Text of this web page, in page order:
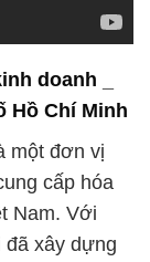
doanh _
Hồ Chí Minh
một đơn vị
cấp hóa
Nam. Với
đã xây dựng